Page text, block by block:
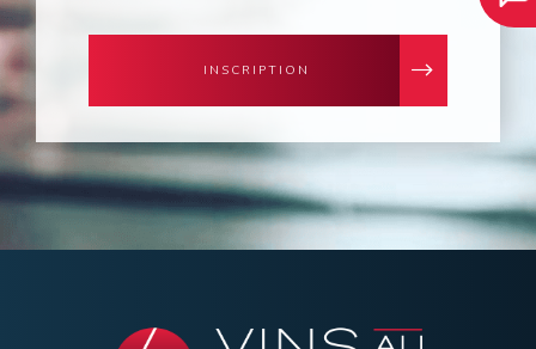
INSCRIPTION